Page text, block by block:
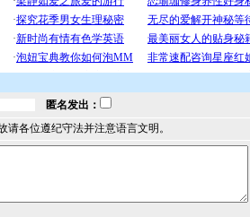
匿名发出：
各位遵纪守法并注意语言文明。